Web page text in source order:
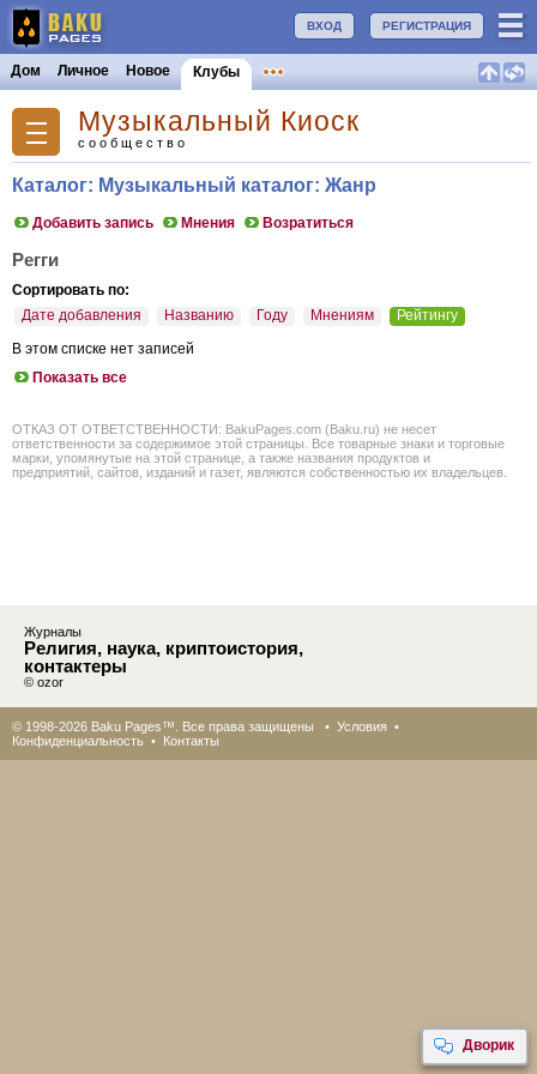
РЕГИСТРАЦИЯ
ВХОД
Дом Личное Новое Клубы
Музыкальный Киоск
сообщество
Каталог: Музыкальный каталог: Жанр
Добавить запись Мнения Возратиться
Регги
Сортировать по:
Дате добавления
Названию Году Мнениям
Рейтингу
В этом списке нет записей
Показать все
ОТКАЗ ОТ ОТВЕТСТВЕННОСТИ: BakuPages.com (Baku.ru) не несет
ответственности за содержимое этой страницы. Все товарные знаки и торговые
марки, упомянутые на этой странице, а также названия продуктов и
предприятий, сайтов, изданий и газет, являются собственностью их владельцев.
Дворик
Журналы
Религия, наука, криптоистория,
контактеры
© ozor
© 1998-2026 Baku Pages™. Все права защищены • Условия •
Конфиденциальность • Контакты